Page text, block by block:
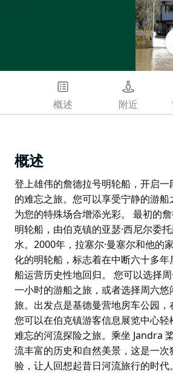
概述 附近
概述
登上雄伟的詹德拉号明轮船，开启
的难忘之旅。您可以享受宁静的游船
为您的特殊场合增添光彩。 最初的
明轮船，由伯克镇的亚瑟·西尼尔委
水。2000年，拉塞尔·曼塞尔和他的
化的明轮船，标志着在中断六十多
船运营历史性地回归。 您可以选择
一小时的游船之旅，或者选择周六悠
旅。出发点是基德曼营地房车公园，
您可以在伯克镇游客信息展览中心
难忘的河流探险之旅。乘坐 Jandra
流丰富的历史和自然美景，这是一
验，让人回想起昔日河流旅行的时代。